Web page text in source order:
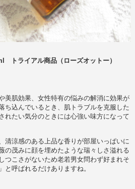
トライアル商品（ローズオットー）
美肌効果、女性特有の悩みの解消に効果が
ち込んでいるとき、肌トラブルを克服した
たい気分のときには心強い味方になって
清涼感のある上品な香りが部屋いっぱいに
の茂みに顔を埋めたような瑞々しさ溢れる
つこさがないため老若男女問わず好まれそ
と呼ばれるだけありますね。